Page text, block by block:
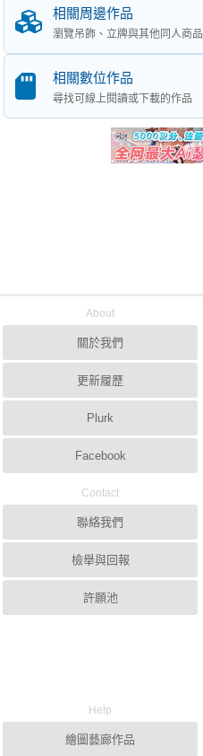
相關周邊作品
瀏覽吊飾、立牌與其他同人商品
相關數位作品
尋找可線上閱讀或下載的作品
About
關於我們
更新履歷
Plurk
Facebook
Contact
聯絡我們
檢舉與回報
許願池
Help
繪圖藝廊作品